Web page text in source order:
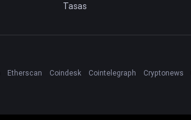
Tasas
Etherscan Coindesk Cointelegraph Cryptonews